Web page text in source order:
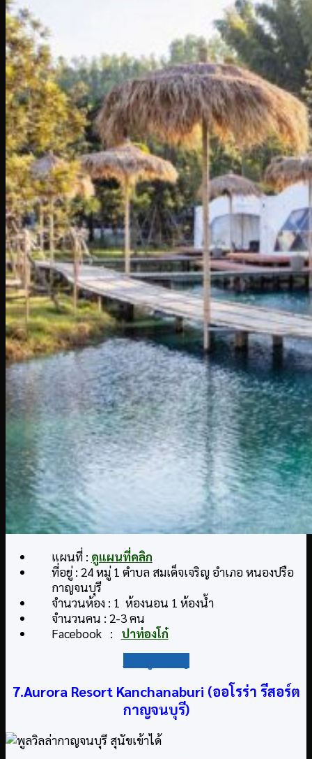
แผนที่ : ดูแผนที่คลิก
ที่อยู่ : 24 หมู่ 1 ตำบล สมเด็จเจริญ อำเภอ หนองปรือ
กาญจนบุรี
จำนวนห้อง : 1 ห้องนอน 1 ห้องน้ำ
จำนวนคน : 2-3 คน
Facebook :
ปาท่องโก๋
7.Aurora Resort Kanchanaburi (ออโรร่า รีสอร์ต
กาญจนบุรี)